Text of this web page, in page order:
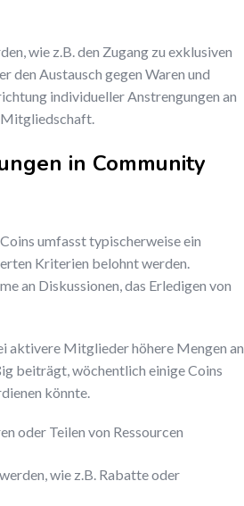
wie z.B. den Zugang zu exklusiven
den Austausch gegen Waren und
individueller Anstrengungen an
Mitgliedschaft.
in Community
umfasst typischerweise ein
Kriterien belohnt werden.
an Diskussionen, das Erledigen von
aktivere Mitglieder höhere Mengen an
beiträgt, wöchentlich einige Coins
könnte.
oder Teilen von Ressourcen
wie z.B. Rabatte oder